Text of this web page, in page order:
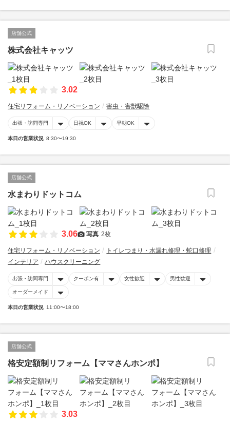
店舗公式
株式会社キャッツ
3.02
住宅リフォーム・リノベーション 害虫・害獣駆除
出張・訪問専門 日祝OK 早朝OK
本日の営業状況 8:30〜19:30
店舗公式
水まわりドットコム
3.06 写真 2枚
住宅リフォーム・リノベーション
トイレつまり・水漏れ修理・蛇口修理
インテリア
ハウスクリーニング
出張・訪問専門 クーポン有 女性歓迎 男性歓迎
オーダーメイド
本日の営業状況 11:00〜18:00
店舗公式
格安定額制リフォーム【ママさんホンポ】
3.03